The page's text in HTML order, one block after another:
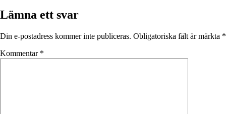
Lämna ett svar
Din e-postadress kommer inte publiceras. Obligatoriska fält är märkta *
Kommentar *